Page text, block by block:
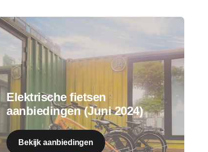
Elektrische fietsen
aanbiedingen (Juni 2024)
Bekijk aanbiedingen